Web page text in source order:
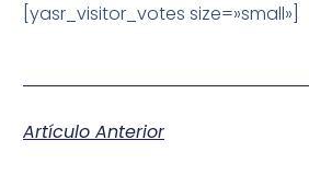
[yasr_visitor_votes size=»small»]
Artículo Anterior